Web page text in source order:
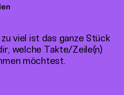
viel ist das ganze Stück
welche Takte/Zeile(n)
möchtest.